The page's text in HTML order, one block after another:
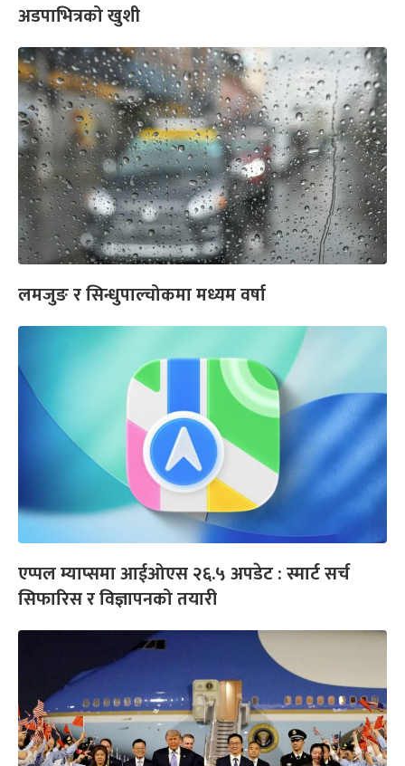
अडपाभित्रको खुशी
लमजुङ र सिन्धुपाल्चोकमा मध्यम वर्षा
एप्पल म्याप्समा आईओएस २६.५ अपडेट : स्मार्ट सर्च
सिफारिस र विज्ञापनको तयारी